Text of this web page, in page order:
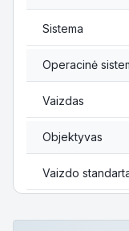
Sistema
Operacinė
Vaizdas
Objektyvas
Vaizdo